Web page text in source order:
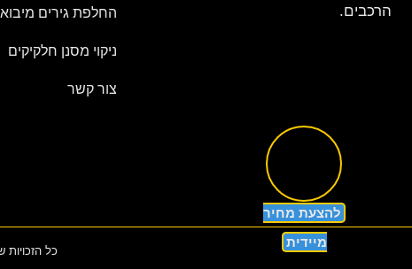
הרכבים.
החלפת גירים מיבוא
ניקוי מסנן חלקיקים
צור קשר
כל
להצעת מחיר
מיידית